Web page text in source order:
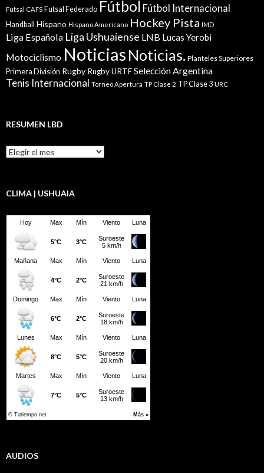
Futsal CAFS Futsal Federado Fútbol Fútbol Internacional
Handball Hispano Hispano Americano Hockey Pista IMD
Liga Española Liga Ushuaiense LNB Lucas Yerobi
Motociclismo Noticias Noticias. Planteles Superiores
Primera División Rugby Rugby URTFSelección Argentina
Tenis Internacional Torneo Apertura TP Clase 2 TP Clase 3 URC
RESUMEN LBD
Resumen
LBD
CLIMA | USHUAIA
AUDIOS